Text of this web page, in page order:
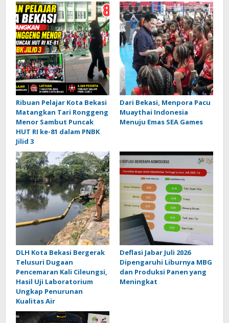
Ribuan Pelajar Kota Bekasi
Matangkan Tari Ronggeng
Menor Sambut Puncak
HUT RI ke-81 dalam PNBK
Jilid 3
Dari Bekasi, Menpora Pacu
Muaythai Indonesia
Menuju Emas SEA Games
DLH Kota Bekasi Bergerak
Telusuri Dugaan
Pencemaran Kali Cileungsi,
Hasil Uji Laboratorium
Ungkap Penurunan
Kualitas Air
Deflasi Jabar Juli 2026
Dipengaruhi Liburnya MBG
dan Produksi Panen yang
Meningkat